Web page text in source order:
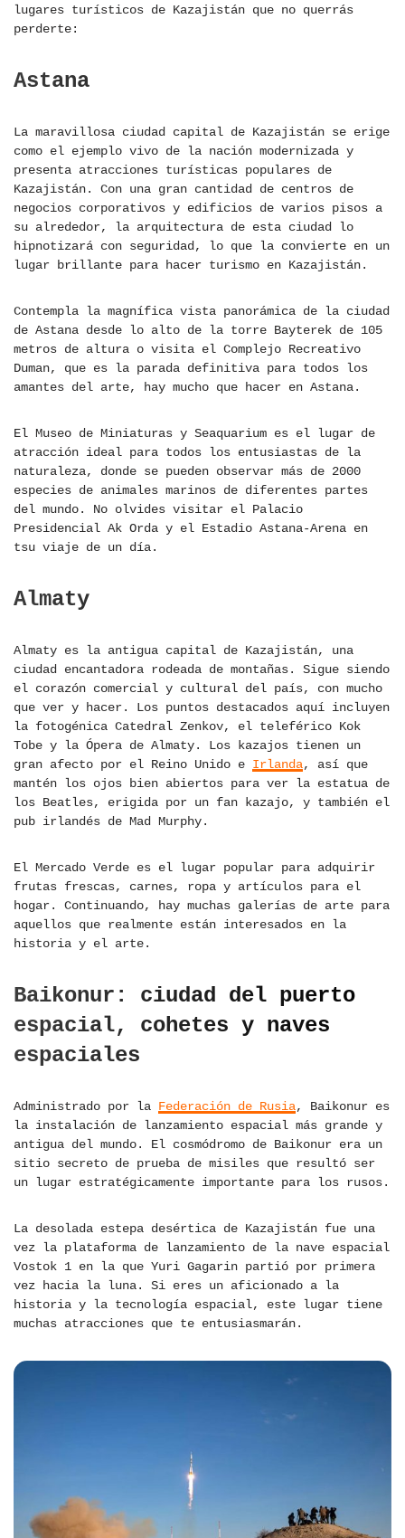
lugares turísticos de Kazajistán que no querrás
perderte:
Astana
La maravillosa ciudad capital de Kazajistán se erige
como el ejemplo vivo de la nación modernizada y
presenta atracciones turísticas populares de
Kazajistán. Con una gran cantidad de centros de
negocios corporativos y edificios de varios pisos a
su alrededor, la arquitectura de esta ciudad lo
hipnotizará con seguridad, lo que la convierte en un
lugar brillante para hacer turismo en Kazajistán.
Contempla la magnífica vista panorámica de la ciudad
de Astana desde lo alto de la torre Bayterek de 105
metros de altura o visita el Complejo Recreativo
Duman, que es la parada definitiva para todos los
amantes del arte, hay mucho que hacer en Astana.
El Museo de Miniaturas y Seaquarium es el lugar de
atracción ideal para todos los entusiastas de la
naturaleza, donde se pueden observar más de 2000
especies de animales marinos de diferentes partes
del mundo. No olvides visitar el Palacio
Presidencial Ak Orda y el Estadio Astana-Arena en
tsu viaje de un día.
Almaty
Almaty es la antigua capital de Kazajistán, una
ciudad encantadora rodeada de montañas. Sigue siendo
el corazón comercial y cultural del país, con mucho
que ver y hacer. Los puntos destacados aquí incluyen
la fotogénica Catedral Zenkov, el teleférico Kok
Tobe y la Ópera de Almaty. Los kazajos tienen un
gran afecto por el Reino Unido e Irlanda, así que
mantén los ojos bien abiertos para ver la estatua de
los Beatles, erigida por un fan kazajo, y también el
pub irlandés de Mad Murphy.
El Mercado Verde es el lugar popular para adquirir
frutas frescas, carnes, ropa y artículos para el
hogar. Continuando, hay muchas galerías de arte para
aquellos que realmente están interesados en la
historia y el arte.
Baikonur: ciudad del puerto
espacial, cohetes y naves
espaciales
Administrado por la Federación de Rusia, Baikonur es
la instalación de lanzamiento espacial más grande y
antigua del mundo. El cosmódromo de Baikonur era un
sitio secreto de prueba de misiles que resultó ser
un lugar estratégicamente importante para los rusos.
La desolada estepa desértica de Kazajistán fue una
vez la plataforma de lanzamiento de la nave espacial
Vostok 1 en la que Yuri Gagarin partió por primera
vez hacia la luna. Si eres un aficionado a la
historia y la tecnología espacial, este lugar tiene
muchas atracciones que te entusiasmarán.